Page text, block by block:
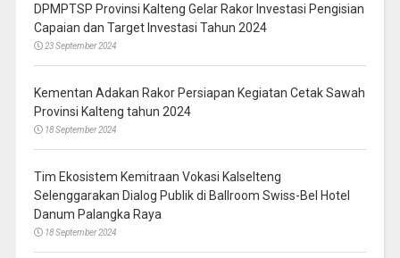
DPMPTSP Provinsi Kalteng Gelar Rakor Investasi Pengisian
Capaian dan Target Investasi Tahun 2024
23 September 2024
Kementan Adakan Rakor Persiapan Kegiatan Cetak Sawah
Provinsi Kalteng tahun 2024
18 September 2024
Tim Ekosistem Kemitraan Vokasi Kalselteng
Selenggarakan Dialog Publik di Ballroom Swiss-Bel Hotel
Danum Palangka Raya
18 September 2024